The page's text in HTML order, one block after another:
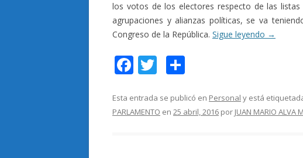
los votos de los electores respecto de las
agrupaciones y alianzas políticas, se va
Congreso de la República. Sigue leyendo →
F
e
b
T
itt
er
m
p
Esta entrada se publicó en Personal y está
PARLAMENTO en 25 abril, 2016 por JUAN MARIO ALVA